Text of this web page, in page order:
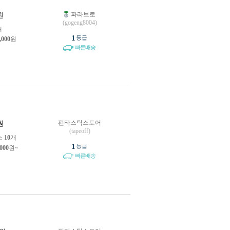
원
파라브로
(gogeng8004)
1 등급
빠른배송
10개
원~
펀타스틱스토어
(tapeoff)
1 등급
빠른배송